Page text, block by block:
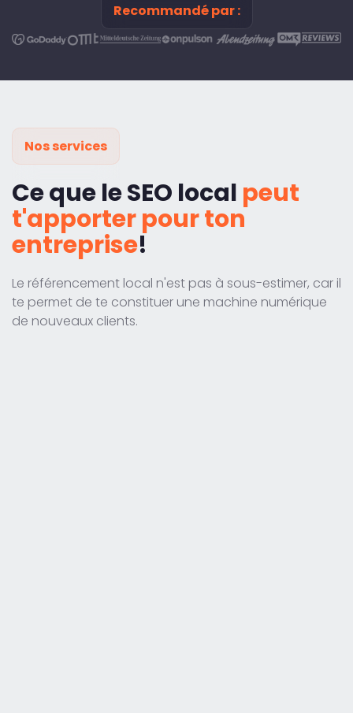
Recommandé par :
Nos services
Ce que le SEO local peut
t'apporter pour ton
entreprise!
Le référencement local n'est pas à sous-estimer, car il
te permet de te constituer une machine numérique
de nouveaux clients.